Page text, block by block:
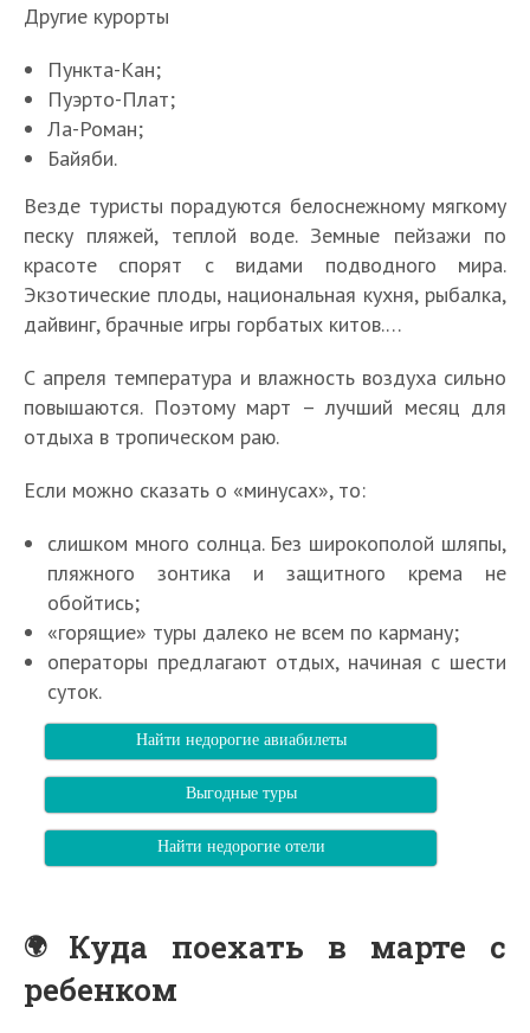
Другие курорты
Пункта-Кан;
Пуэрто-Плат;
Ла-Роман;
Байяби.
Везде туристы порадуются белоснежному мягкому
песку пляжей, теплой воде. Земные пейзажи по
красоте спорят с видами подводного мира.
Экзотические плоды, национальная кухня, рыбалка,
дайвинг, брачные игры горбатых китов.…
С апреля температура и влажность воздуха сильно
повышаются. Поэтому март – лучший месяц для
отдыха в тропическом раю.
Если можно сказать о «минусах», то:
слишком много солнца. Без широкополой шляпы,
пляжного зонтика и защитного крема не
обойтись;
«горящие» туры далеко не всем по карману;
операторы предлагают отдых, начиная с шести
суток.
Найти недорогие авиабилеты
Выгодные туры
Найти недорогие отели
Куда поехать в марте с
ребенком